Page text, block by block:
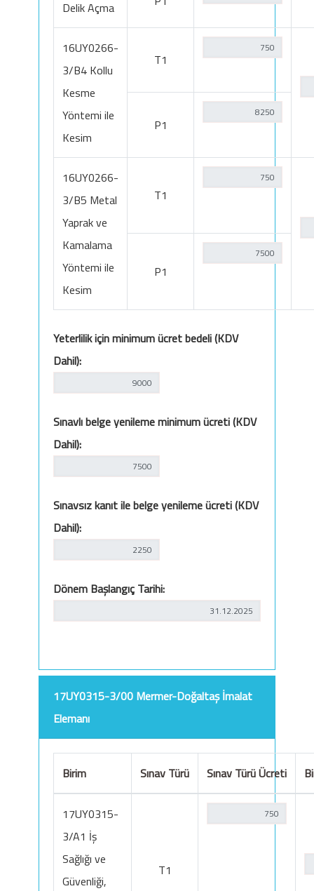
Delik Açma
16UY0266-
3/B4 Kollu
Kesme
Yöntemi ile
Kesim
T1
P1
16UY0266-
3/B5 Metal
Yaprak ve
Kamalama
Yöntemi ile
Kesim
T1
P1
Yeterlilik için minimum ücret bedeli (KDV
Dahil):
Sınavlı belge yenileme minimum ücreti (KDV
Dahil):
Sınavsız kanıt ile belge yenileme ücreti (KDV
Dahil):
Dönem Başlangıç Tarihi:
17UY0315-3/00 Mermer-Doğaltaş İmalat
Elemanı
Birim Sınav Türü Sınav Türü Ücreti
17UY0315-
3/A1 İş
Sağlığı ve
Güvenliği,
T1